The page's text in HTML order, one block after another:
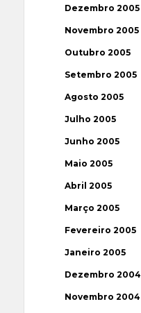
Dezembro 2005
Novembro 2005
Outubro 2005
Setembro 2005
Agosto 2005
Julho 2005
Junho 2005
Maio 2005
Abril 2005
Março 2005
Fevereiro 2005
Janeiro 2005
Dezembro 2004
Novembro 2004